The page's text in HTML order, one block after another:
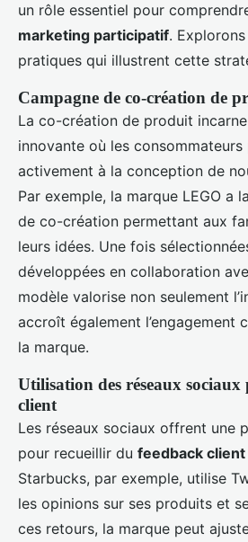
un rôle essentiel pour
marketing participatif.
pratiques qui illustrent cette
Campagne de co-création de
La co-création de produit
innovante où les
activement à la conception de
Par exemple, la marque LEGO a
de co-création permettant aux
leurs idées. Une fois
développées en collaboration
modèle valorise non seulement
accroît également l’engagement
la marque.
Utilisation des réseaux
client
Les réseaux sociaux offrent une
pour recueillir du feedback client
Starbucks, par exemple, utilise
les opinions sur ses produits et
ces retours, la marque peut